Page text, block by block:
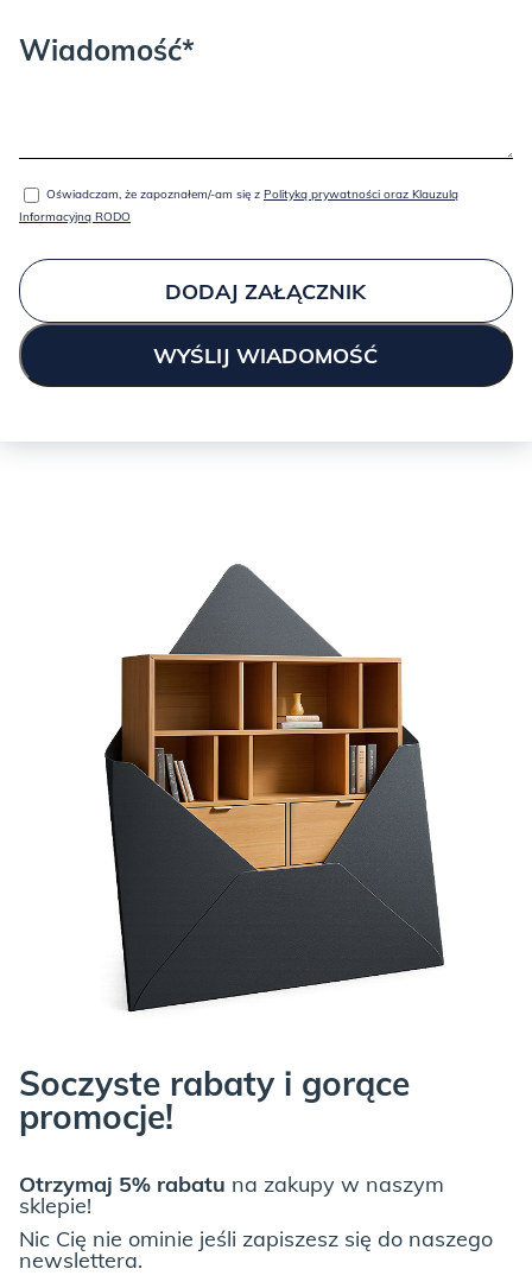
Wiadomość*
Oświadczam, że zapoznałem/-am się z Polityką prywatności oraz Klauzulą
Informacyjną RODO
DODAJ ZAŁĄCZNIK
Soczyste rabaty i gorące
promocje!
Otrzymaj 5% rabatu na zakupy w naszym
sklepie!
Nic Cię nie ominie jeśli zapiszesz się do naszego
newslettera.